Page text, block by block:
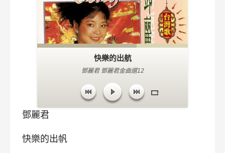
快樂的出航
鄧麗君 鄧麗君金曲選12
鄧麗君
快樂的出帆